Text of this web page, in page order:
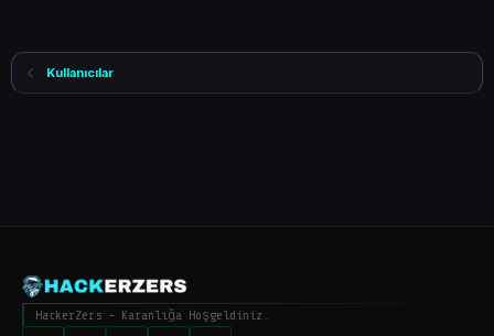
Kullanıcılar
HackerZers - Karanlığa Hoşgeldiniz.